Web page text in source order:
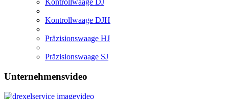
Kontrollwaage DJ
Kontrollwaage DJH
Präzisionswaage HJ
Präzisionswaage SJ
Unternehmensvideo